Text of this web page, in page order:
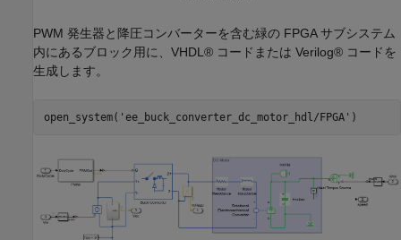
PWM 発生器と降圧コンバーターを含む緑の FPGA サブシステム
内にあるブロック用に、VHDL® コードまたは Verilog® コードを
生成します。
open_system( 'ee_buck_converter_dc_motor_hdl/FPGA'